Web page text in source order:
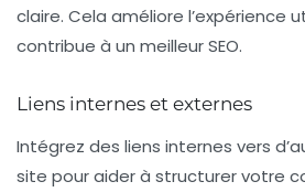
claire. Cela améliore l’expérience
contribue à un meilleur SEO.
Liens internes et externes
Intégrez des liens internes vers
site pour aider à structurer votre